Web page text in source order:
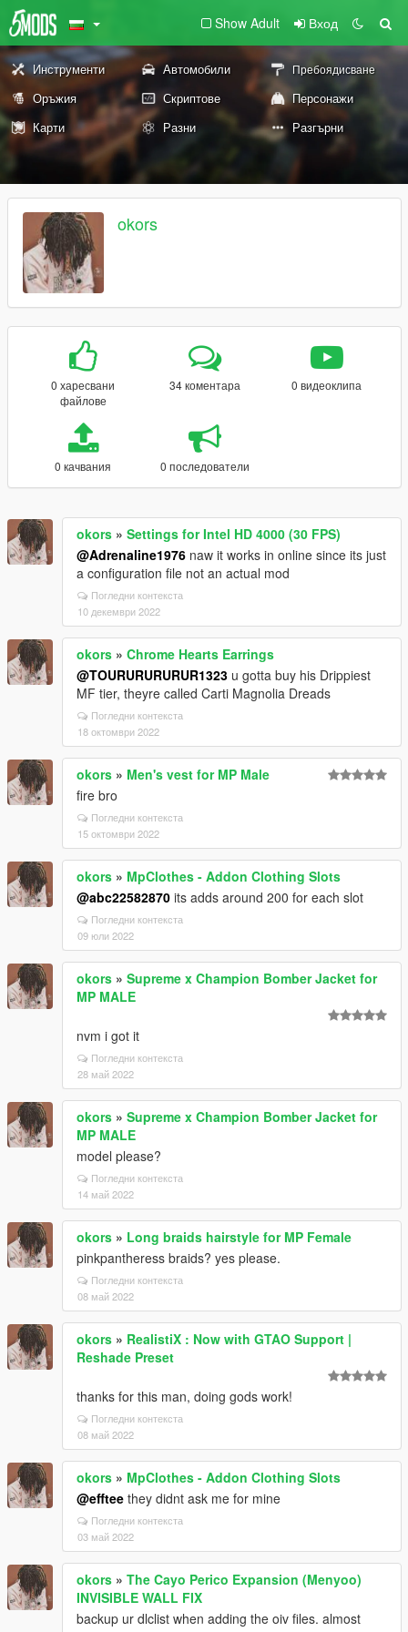
Show Adult Вход
Инструменти Автомобили Пребоядисване
Оръжия Скриптове
Персонажи
Карти
Разни Разгърни
okors
0 харесвани
файлове
34 коментара 0 видеоклипа
0 качвания 0 последователи
okors » Settings for Intel HD 4000 (30 FPS)
@Adrenaline1976 naw it works in online since its just
a configuration file not an actual mod
Погледни контекста
10 декември 2022
okors » Chrome Hearts Earrings
@TOURURURURUR1323 u gotta buy his Drippiest
MF tier, theyre called Carti Magnolia Dreads
Погледни контекста
18 октомври 2022
okors » Men's vest for MP Male
fire bro
Погледни контекста
15 октомври 2022
okors » MpClothes - Addon Clothing Slots
@abc22582870 its adds around 200 for each slot
Погледни контекста
09 юли 2022
okors » Supreme x Champion Bomber Jacket for
MP MALE
nvm i got it
Погледни контекста
28 май 2022
okors » Supreme x Champion Bomber Jacket for
MP MALE
model please?
Погледни контекста
14 май 2022
okors » Long braids hairstyle for MP Female
pinkpantheress braids? yes please.
Погледни контекста
08 май 2022
okors » RealistiX : Now with GTAO Support |
Reshade Preset
thanks for this man, doing gods work!
Погледни контекста
08 май 2022
okors » MpClothes - Addon Clothing Slots
@efftee they didnt ask me for mine
Погледни контекста
03 май 2022
okors » The Cayo Perico Expansion (Menyoo)
INVISIBLE WALL FIX
backup ur dlclist when adding the oiv files. almost